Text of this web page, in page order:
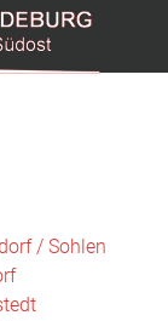
/ Sohlen